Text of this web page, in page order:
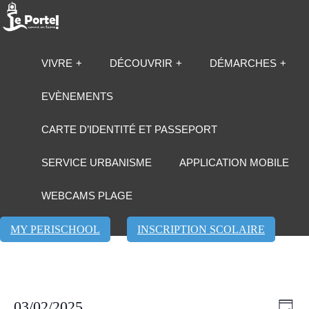
VIVRE DÉCOUVRIR DÉMARCHES
EVÈNEMENTS
CARTE D’IDENTITÉ ET PASSEPORT
SERVICE URBANISME APPLICATION MOBILE
WEBCAMS PLAGE
MY PERISCHOOL INSCRIPTION SCOLAIRE
Évènements